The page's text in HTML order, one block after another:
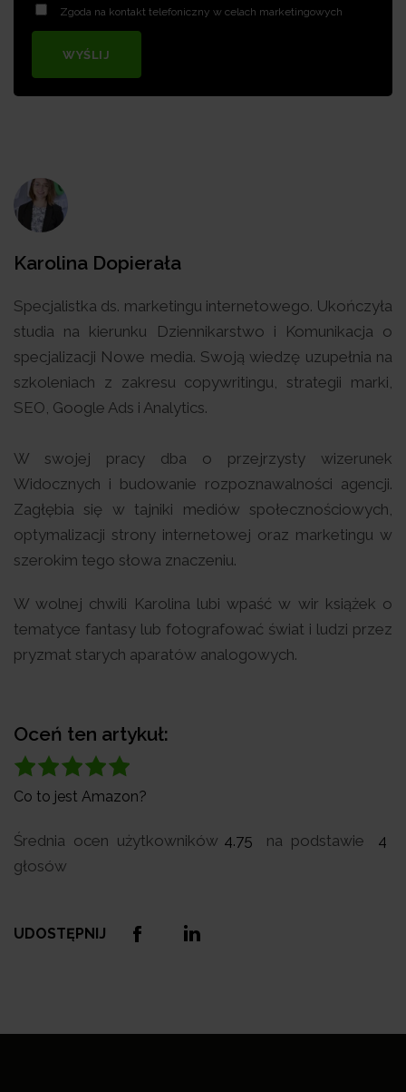
Zgoda na kontakt telefoniczny w celach marketingowych
WYŚLIJ
Karolina Dopierała
Specjalistka ds. marketingu internetowego. Ukończyła
studia na kierunku Dziennikarstwo i Komunikacja o
specjalizacji Nowe media. Swoją wiedzę uzupełnia na
szkoleniach z zakresu copywritingu, strategii marki,
SEO, Google Ads i Analytics.
W swojej pracy dba o przejrzysty wizerunek
Widocznych i budowanie rozpoznawalności agencji.
Zagłębia się w tajniki mediów społecznościowych,
optymalizacji strony internetowej oraz marketingu w
szerokim tego słowa znaczeniu.
W wolnej chwili Karolina lubi wpaść w wir książek o
tematyce fantasy lub fotografować świat i ludzi przez
pryzmat starych aparatów analogowych.
Oceń ten artykuł:
Co to jest Amazon?
Średnia ocen użytkowników 4.75 na podstawie
4
głosów
UDOSTĘPNIJ